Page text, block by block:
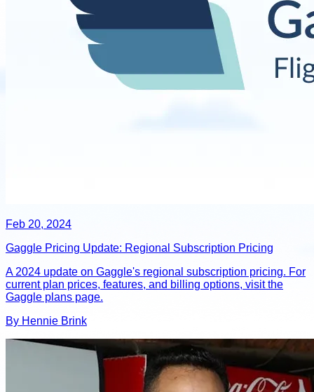
Feb 20, 2024
Gaggle Pricing Update: Regional Subscription Pricing
A 2024 update on Gaggle's regional subscription pricing. For
current plan prices, features, and billing options, visit the
Gaggle plans page.
By Hennie Brink